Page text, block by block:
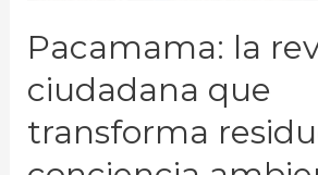
Pacamama: la
ciudadana que
transforma